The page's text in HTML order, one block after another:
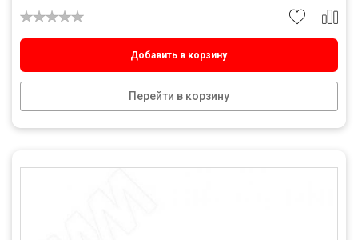
Добавить в корзину
Перейти в корзину